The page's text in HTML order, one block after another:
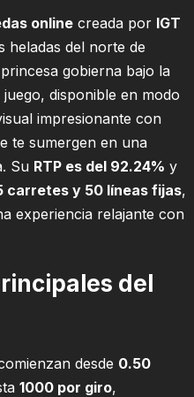
onlinecreada por IGT
heladas del norte de
gobierna bajo la
juego, disponible en modo
impresionante con
te sumergen en una
Su RTP es del 92.24% y
carretes y 50 líneas fijas,
experiencia relajante con
del
desde 0.50
1000 por giro,